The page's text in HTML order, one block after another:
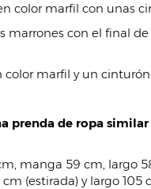
color marfil con unas
marrones con el final
marfil y un
prenda de ropa
manga 59 cm, largo
(estirada) y largo 105